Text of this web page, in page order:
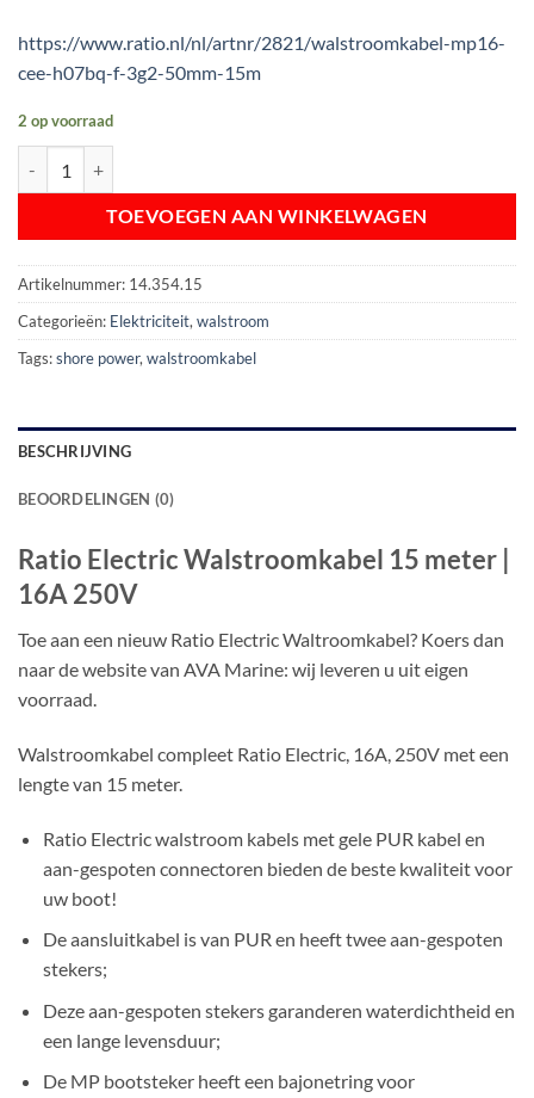
https://www.ratio.nl/nl/artnr/2821/walstroomkabel-mp16-
cee-h07bq-f-3g2-50mm-15m
2 op voorraad
TOEVOEGEN AAN WINKELWAGEN
Artikelnummer: 14.354.15
Categorieën: Elektriciteit, walstroom
Tags:shore power, walstroomkabel
BESCHRIJVING
BEOORDELINGEN (0)
Ratio Electric Walstroomkabel 15 meter |
16A 250V
Toe aan een nieuw Ratio Electric Waltroomkabel? Koers dan
naar de website van AVA Marine: wij leveren u uit eigen
voorraad.
Walstroomkabel compleet Ratio Electric, 16A, 250V met een
lengte van 15 meter.
Ratio Electric walstroom kabels met gele PUR kabel en
aan-gespoten connectoren bieden de beste kwaliteit voor
uw boot!
De aansluitkabel is van PUR en heeft twee aan-gespoten
stekers;
Deze aan-gespoten stekers garanderen waterdichtheid en
een lange levensduur;
De MP bootsteker heeft een bajonetring voor